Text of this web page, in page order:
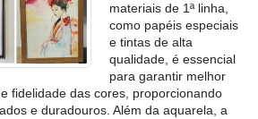
materiais de 1ª linha,
como papéis especiais
e tintas de alta
qualidade, é essencial
para garantir melhor
fidelidade das cores, proporcionando
e duradouros. Além da aquarela, a